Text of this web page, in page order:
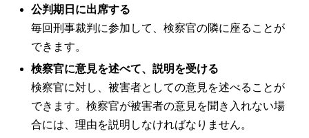
公判期日に出席する
毎回刑事裁判に参加して、検察官の隣に座ることが
できます。
検察官に意見を述べて、説明を受ける
検察官に対し、被害者としての意見を述べることが
できます。検察官が被害者の意見を聞き入れない場
合には、理由を説明しなければなりません。